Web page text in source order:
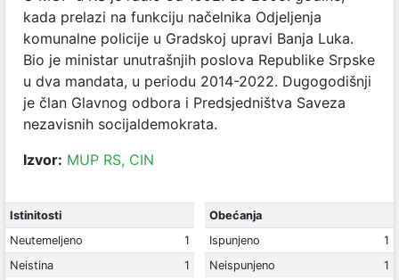
kada prelazi na funkciju načelnika Odjeljenja
komunalne policije u Gradskoj upravi Banja Luka.
Bio je ministar unutrašnjih poslova Republike Srpske
u dva mandata, u periodu 2014-2022. Dugogodišnji
je član Glavnog odbora i Predsjedništva Saveza
nezavisnih socijaldemokrata.
Izvor: MUP RS, CIN
Istinitosti
Neutemeljeno
1
Neistina
1
Obećanja
Ispunjeno
1
Neispunjeno
1